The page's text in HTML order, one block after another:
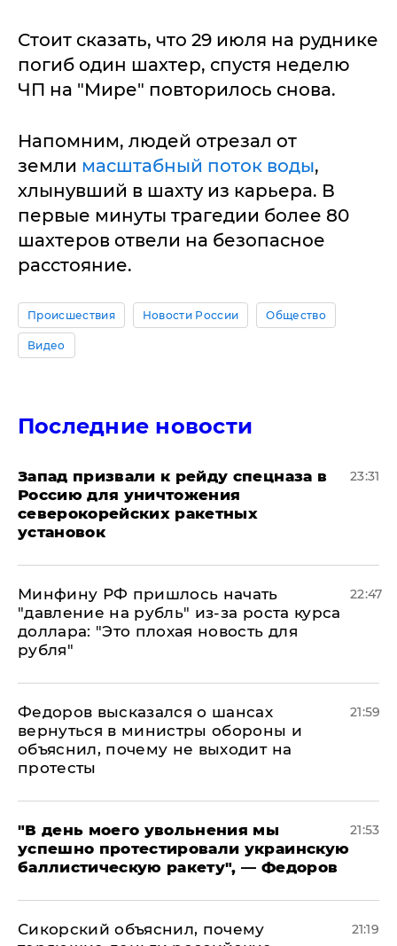
Стоит сказать, что 29 июля на руднике
погиб один шахтер, спустя неделю
ЧП на "Мире" повторилось снова.
Напомним, людей отрезал от
земли масштабный поток воды,
хлынувший в шахту из карьера. В
первые минуты трагедии более 80
шахтеров отвели на безопасное
расстояние.
Происшествия Новости России Общество
Видео
Последние новости
Запад призвали к рейду спецназа в
Россию для уничтожения
северокорейских ракетных
установок
23:31
Минфину РФ пришлось начать
"давление на рубль" из-за роста курса
доллара: "Это плохая новость для
рубля"
22:47
Федоров высказался о шансах
вернуться в министры обороны и
объяснил, почему не выходит на
протесты
21:59
​"В день моего увольнения мы
успешно протестировали украинскую
баллистическую ракету", — Федоров
21:53
Сикорский объяснил, почему
21:19